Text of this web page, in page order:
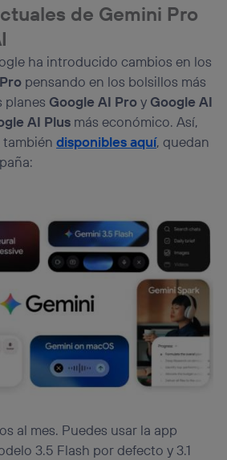
de Gemini Pro
ha introducido cambios en los
pensando en los bolsillos más
planes Google AI Proy Google AI
AI Plus más económico. Así,
tambiéndisponibles aquí, quedan
al mes. Puedes usar la app
3.5 Flash por defecto y 3.1